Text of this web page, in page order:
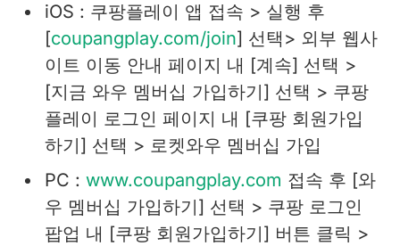
iOS : 쿠팡플레이 앱 접속 > 실행 후
[coupangplay.com/join] 선택> 외부 웹사
이트 이동 안내 페이지 내 [계속] 선택 >
[지금 와우 멤버십 가입하기] 선택 > 쿠팡
플레이 로그인 페이지 내 [쿠팡 회원가입
하기] 선택 > 로켓와우 멤버십 가입
PC : www.coupangplay.com 접속 후 [와
우 멤버십 가입하기] 선택 > 쿠팡 로그인
팝업 내 [쿠팡 회원가입하기] 버튼 클릭 >